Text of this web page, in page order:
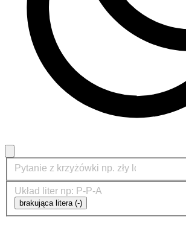
brakująca litera (-)